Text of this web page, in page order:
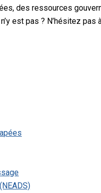
des ressources
est pas ? N’hésitez